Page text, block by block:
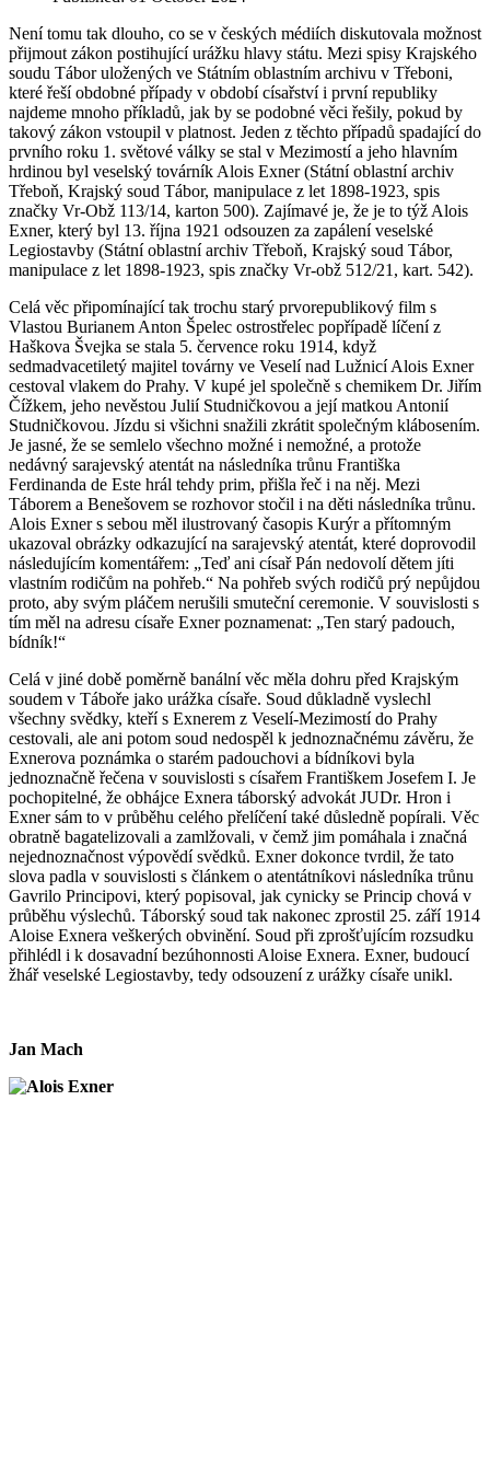
Není tomu tak dlouho, co se v českých médiích diskutovala možnost
přijmout zákon postihující urážku hlavy státu. Mezi spisy Krajského
soudu Tábor uložených ve Státním oblastním archivu v Třeboni,
které řeší obdobné případy v období císařství i první republiky
najdeme mnoho příkladů, jak by se podobné věci řešily, pokud by
takový zákon vstoupil v platnost. Jeden z těchto případů spadající do
prvního roku 1. světové války se stal v Mezimostí a jeho hlavním
hrdinou byl veselský továrník Alois Exner (Státní oblastní archiv
Třeboň, Krajský soud Tábor, manipulace z let 1898-1923, spis
značky Vr-Obž 113/14, karton 500). Zajímavé je, že je to týž Alois
Exner, který byl 13. října 1921 odsouzen za zapálení veselské
Legiostavby (Státní oblastní archiv Třeboň, Krajský soud Tábor,
manipulace z let 1898-1923, spis značky Vr-obž 512/21, kart. 542).
Celá věc připomínající tak trochu starý prvorepublikový film s
Vlastou Burianem Anton Špelec ostrostřelec popřípadě líčení z
Haškova Švejka se stala 5. července roku 1914, když
sedmadvacetiletý majitel továrny ve Veselí nad Lužnicí Alois Exner
cestoval vlakem do Prahy. V kupé jel společně s chemikem Dr. Jiřím
Čížkem, jeho nevěstou Julií Studničkovou a její matkou Antonií
Studničkovou. Jízdu si všichni snažili zkrátit společným klábosením.
Je jasné, že se semlelo všechno možné i nemožné, a protože
nedávný sarajevský atentát na následníka trůnu Františka
Ferdinanda de Este hrál tehdy prim, přišla řeč i na něj. Mezi
Táborem a Benešovem se rozhovor stočil i na děti následníka trůnu.
Alois Exner s sebou měl ilustrovaný časopis Kurýr a přítomným
ukazoval obrázky odkazující na sarajevský atentát, které doprovodil
následujícím komentářem: „Teď ani císař Pán nedovolí dětem jíti
vlastním rodičům na pohřeb.“ Na pohřeb svých rodičů prý nepůjdou
proto, aby svým pláčem nerušili smuteční ceremonie. V souvislosti s
tím měl na adresu císaře Exner poznamenat: „Ten starý padouch,
bídník!“
Celá v jiné době poměrně banální věc měla dohru před Krajským
soudem v Táboře jako urážka císaře. Soud důkladně vyslechl
všechny svědky, kteří s Exnerem z Veselí-Mezimostí do Prahy
cestovali, ale ani potom soud nedospěl k jednoznačnému závěru, že
Exnerova poznámka o starém padouchovi a bídníkovi byla
jednoznačně řečena v souvislosti s císařem Františkem Josefem I. Je
pochopitelné, že obhájce Exnera táborský advokát JUDr. Hron i
Exner sám to v průběhu celého přelíčení také důsledně popírali. Věc
obratně bagatelizovali a zamlžovali, v čemž jim pomáhala i značná
nejednoznačnost výpovědí svědků. Exner dokonce tvrdil, že tato
slova padla v souvislosti s článkem o atentátníkovi následníka trůnu
Gavrilo Principovi, který popisoval, jak cynicky se Princip chová v
průběhu výslechů. Táborský soud tak nakonec zprostil 25. září 1914
Aloise Exnera veškerých obvinění. Soud při zprošťujícím rozsudku
přihlédl i k dosavadní bezúhonnosti Aloise Exnera. Exner, budoucí
žhář veselské Legiostavby, tedy odsouzení z urážky císaře unikl.
Jan Mach